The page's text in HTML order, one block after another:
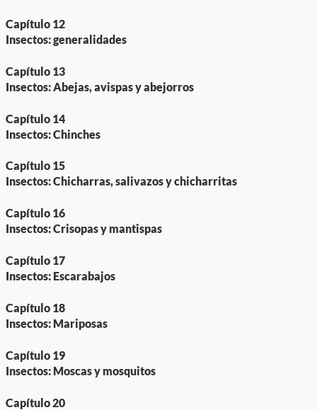
Capítulo 12
Insectos: generalidades
Capítulo 13
Insectos: Abejas, avispas y abejorros
Capítulo 14
Insectos: Chinches
Capítulo 15
Insectos: Chicharras, salivazos y chicharritas
Capítulo 16
Insectos: Crisopas y mantispas
Capítulo 17
Insectos: Escarabajos
Capítulo 18
Insectos: Mariposas
Capítulo 19
Insectos: Moscas y mosquitos
Capítulo 20